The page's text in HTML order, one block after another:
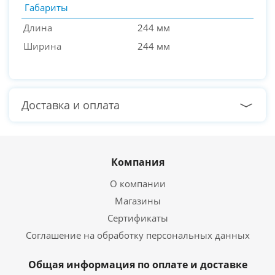
Габариты
Длина
244 мм
Ширина
244 мм
Доставка и оплата
Компания
О компании
Магазины
Сертификаты
Соглашение на обработку персональных данных
Общая информация по оплате и доставке